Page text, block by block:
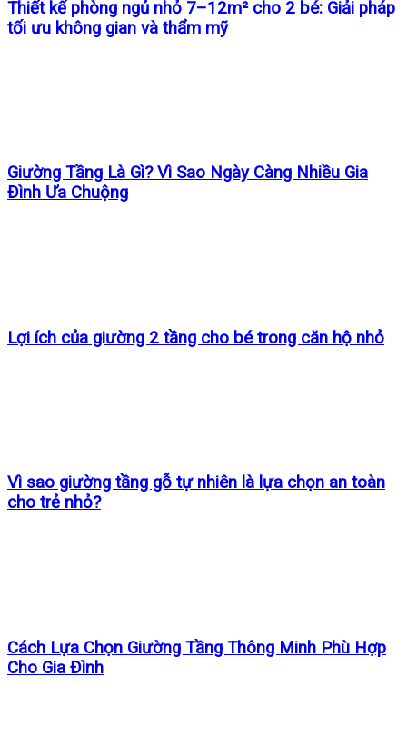
Thiết kế phòng ngủ nhỏ 7–12m² cho 2 bé: Giải pháp
tối ưu không gian và thẩm mỹ
Giường Tầng Là Gì? Vì Sao Ngày Càng Nhiều Gia
Đình Ưa Chuộng
Lợi ích của giường 2 tầng cho bé trong căn hộ nhỏ
Vì sao giường tầng gỗ tự nhiên là lựa chọn an toàn
cho trẻ nhỏ?
Cách Lựa Chọn Giường Tầng Thông Minh Phù Hợp
Cho Gia Đình